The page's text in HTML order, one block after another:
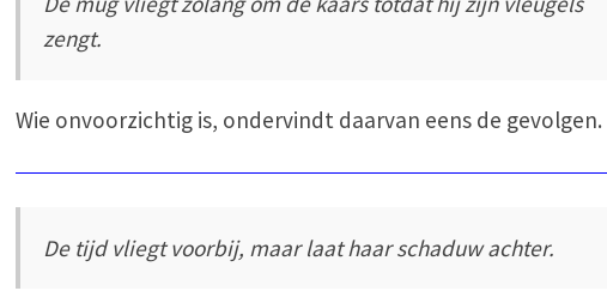
zengt.
Wie onvoorzichtig is, ondervindt daarvan eens de gevolgen.
De tijd vliegt voorbij, maar laat haar schaduw achter.